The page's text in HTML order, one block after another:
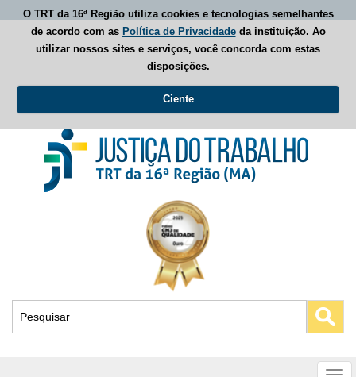
O TRT da 16ª Região utiliza cookies e tecnologias semelhantes
de acordo com as Política de Privacidadeda instituição. Ao
utilizar nossos sites e serviços, você concorda com estas
disposições.
Ciente